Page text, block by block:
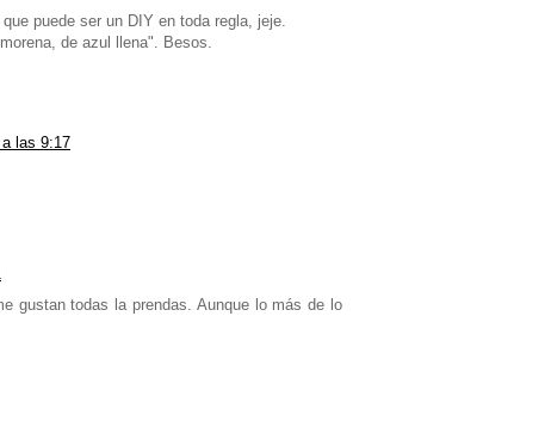
puede ser un DIY en toda regla, jeje.
de azul llena". Besos.
las 9:17
gustan todas la prendas. Aunque lo más de lo